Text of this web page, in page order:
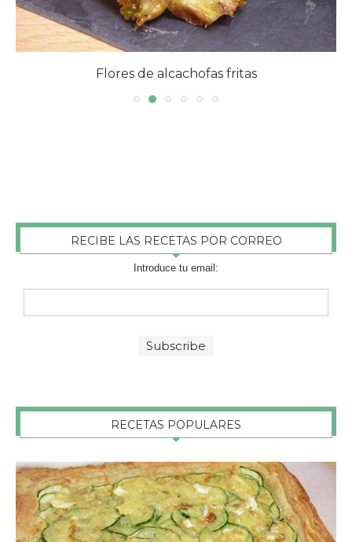
Flores de alcachofas fritas
RECIBE LAS RECETAS POR CORREO
Introduce tu email:
RECETAS POPULARES